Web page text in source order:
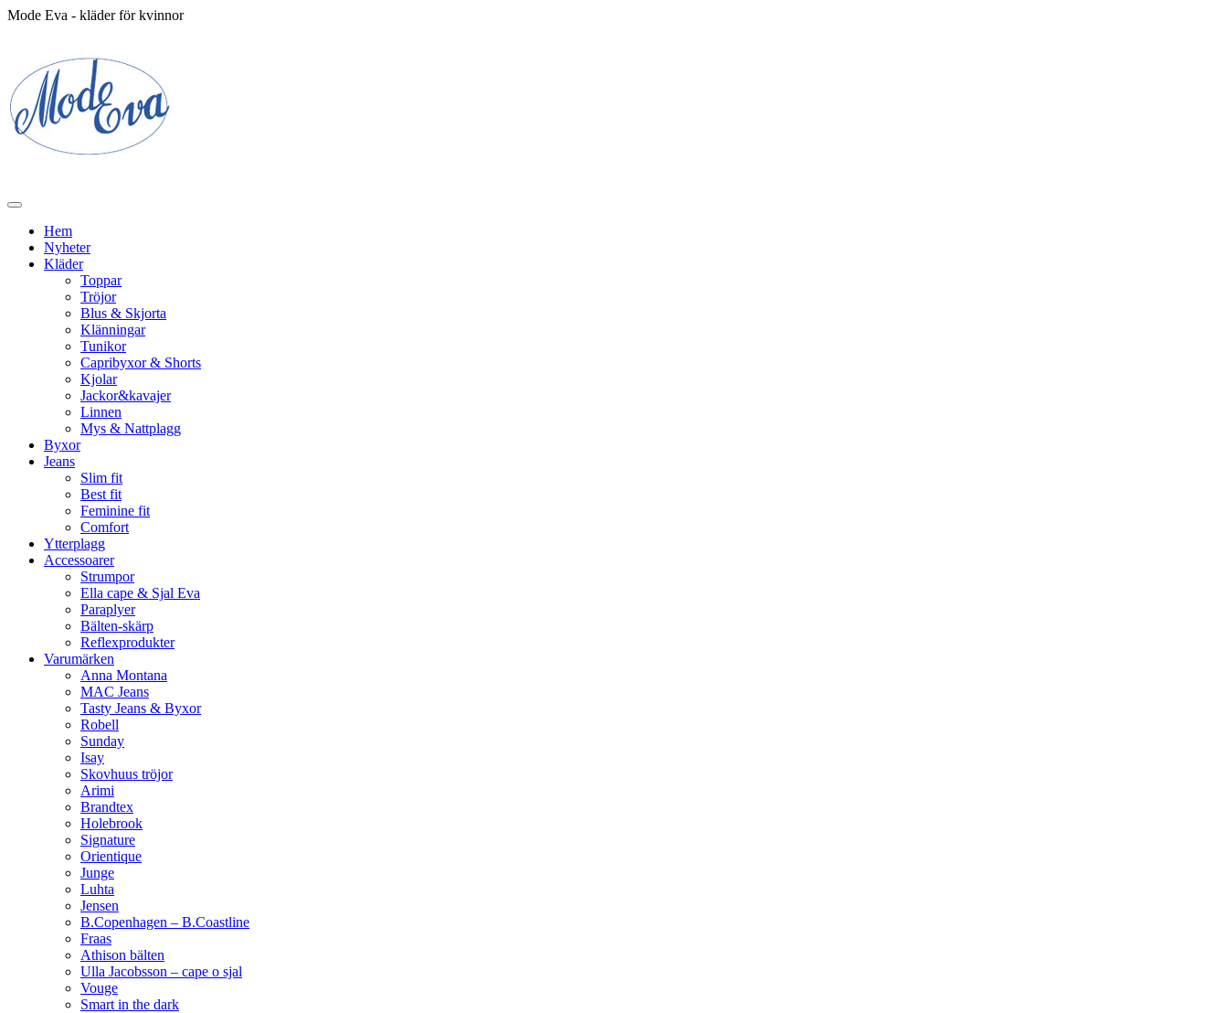
Mode Eva - kläder för kvinnor
Hem
Nyheter
Kläder
Toppar
Tröjor
Blus & Skjorta
Klänningar
Tunikor
Capribyxor & Shorts
Kjolar
Jackor&kavajer
Linnen
Mys & Nattplagg
Byxor
Jeans
Slim fit
Best fit
Feminine fit
Comfort
Ytterplagg
Accessoarer
Strumpor
Ella cape & Sjal Eva
Paraplyer
Bälten-skärp
Reflexprodukter
Varumärken
Anna Montana
MAC Jeans
Tasty Jeans & Byxor
Robell
Sunday
Isay
Skovhuus tröjor
Arimi
Brandtex
Holebrook
Signature
Orientique
Junge
Luhta
Jensen
B.Copenhagen – B.Coastline
Fraas
Athison bälten
Ulla Jacobsson – cape o sjal
Vouge
Smart in the dark